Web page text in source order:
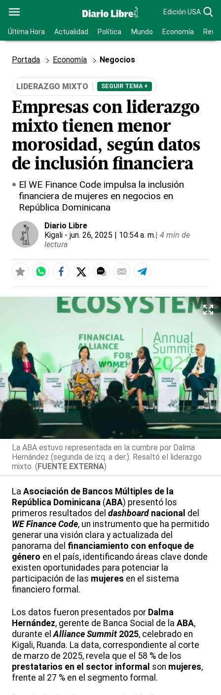
Edición USA
Última Hora Actualidad Política Mundo Economía
Portada Economía Negocios
LIDERAZGO MIXTO SEGUIR TEMA +
Empresas con liderazgo
mixto tienen menor
morosidad, según datos
de inclusión financiera
El WE Finance Code impulsa la inclusión
financiera de mujeres en negocios en
República Dominicana
Diario Libre
Kigali - jun. 26, 2025 | 10:54 a. m.| 4 min de
lectura
La ABA estuvo representada en la cumbre por Dalma
Hernández (segunda de izq. a der.). Resaltó el liderazgo
mixto. (FUENTE EXTERNA)
La Asociación de Bancos Múltiples de la
República Dominicana (ABA) presentó los
primeros resultados del dashboard nacional del
WE Finance Code, un instrumento que ha permitido
generar una visión clara y actualizada del
panorama del financiamiento con enfoque de
género en el país, identificando áreas clave donde
existen oportunidades para potenciar la
participación de las mujeres en el sistema
financiero formal.
Los datos fueron presentados por Dalma
Hernández, gerente de Banca Social de la ABA,
durante elAlliance Summit 2025, celebrado en
Kigali, Ruanda. La data, correspondiente al corte
de marzo de 2025, revela que el 58 % de los
prestatarios en el sector informal son mujeres,
frente al 27 % en el segmento formal.